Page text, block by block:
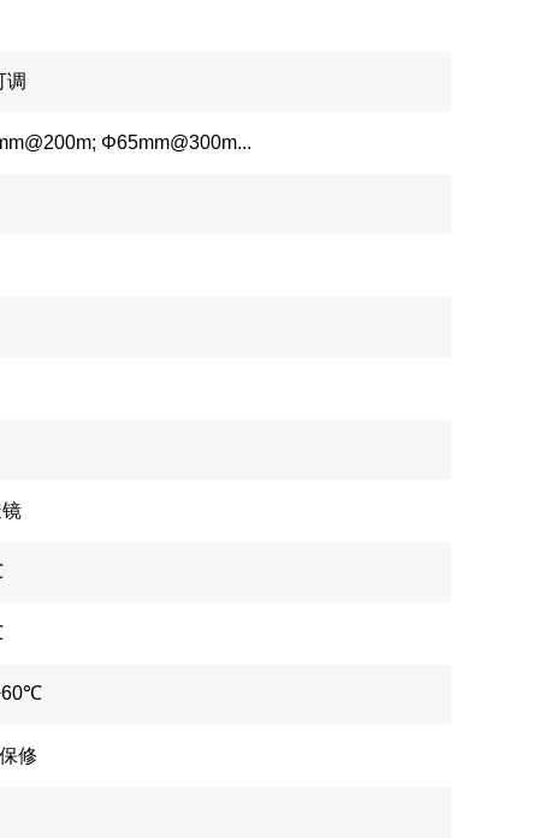
调
Φ65mm@300m...
修